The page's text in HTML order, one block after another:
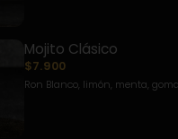
Mojito Clásico
$7.900
Ron Blanco, limón, menta,